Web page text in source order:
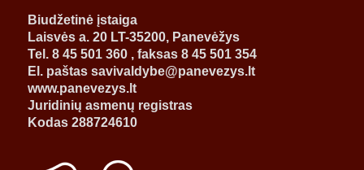
Biudžetinė įstaiga
Laisvės a. 20 LT-35200, Panevėžys
Tel. 8 45 501 360 , faksas 8 45 501 354
El. paštas savivaldybe@panevezys.lt
www.panevezys.lt
Juridinių asmenų registras
Kodas 288724610